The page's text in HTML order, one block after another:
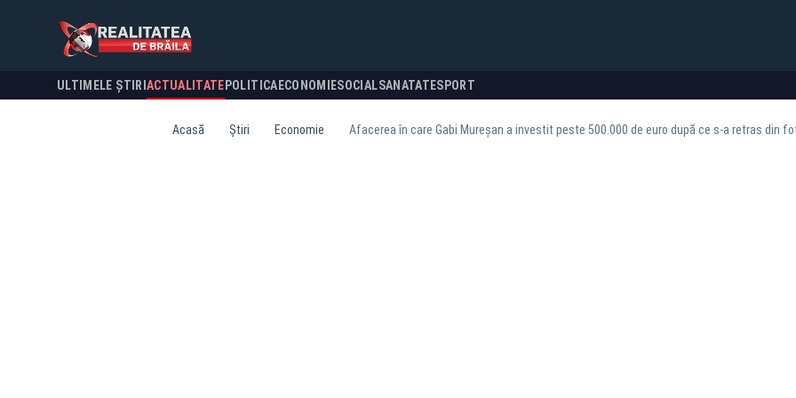
ULTIMELE ȘTIRI ACTUALITATE POLITICA ECONOMIESOCIALSANATATESPORT
Acasă Știri Economie Afacerea în care Gabi Mureșan a investit peste 500.000 de euro după ce s-a retras din